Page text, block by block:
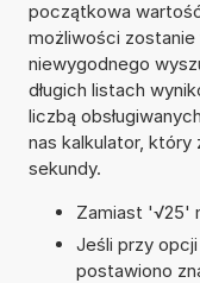
początkowa
możliwości
niewygodnego
długich listach
liczbą
nas kalkulator, który
sekundy.
Zamiast '√25'
Jeśli przy
postawiono